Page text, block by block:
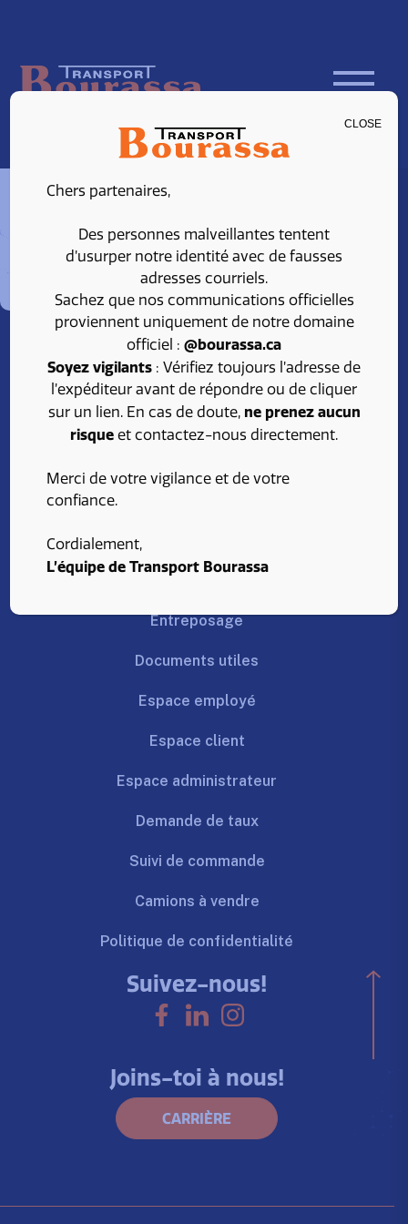
Contactez-nous
Principal
450 346-5313
Montréal
Sans frais
800 363-9254
Saint-Jean-sur-Richelieu
Transport
Entreposage
Documents utiles
Espace employé
Espace client
Espace administrateur
Demande de taux
Suivi de commande
Camions à vendre
Politique de confidentialité
Suivez-nous!
Joins-toi à nous!
CARRIÈRE
Chers partenaires,
Des personnes malveillantes tentent
d’usurper notre identité avec de fausses
adresses courriels.
Sachez que nos communications officielles
proviennent uniquement de notre domaine
officiel : @bourassa.ca
Soyez vigilants : Vérifiez toujours l’adresse de
l’expéditeur avant de répondre ou de cliquer
sur un lien. En cas de doute, ne prenez aucun
risque et contactez-nous directement.
Merci de votre vigilance et de votre
confiance.
Cordialement,
L’équipe de Transport Bourassa
CLOSE